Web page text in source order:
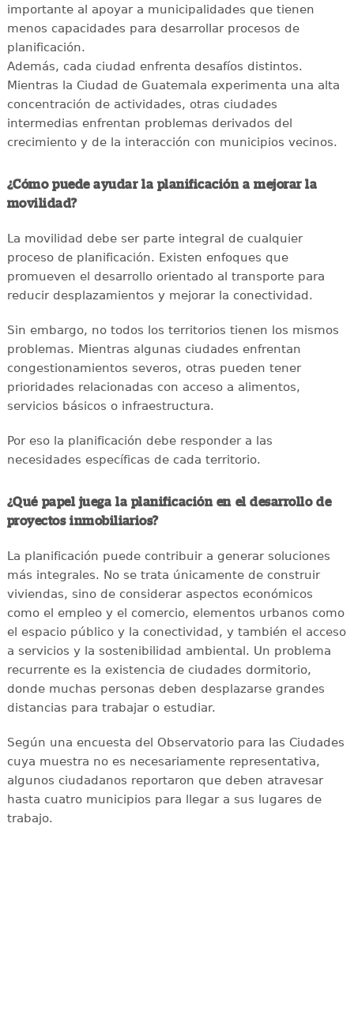
importante al apoyar a municipalidades que tienen
menos capacidades para desarrollar procesos de
planificación.
Además, cada ciudad enfrenta desafíos distintos.
Mientras la Ciudad de Guatemala experimenta una alta
concentración de actividades, otras ciudades
intermedias enfrentan problemas derivados del
crecimiento y de la interacción con municipios vecinos.
¿Cómo puede ayudar la planificación a mejorar la
movilidad?
La movilidad debe ser parte integral de cualquier
proceso de planificación. Existen enfoques que
promueven el desarrollo orientado al transporte para
reducir desplazamientos y mejorar la conectividad.
Sin embargo, no todos los territorios tienen los mismos
problemas. Mientras algunas ciudades enfrentan
congestionamientos severos, otras pueden tener
prioridades relacionadas con acceso a alimentos,
servicios básicos o infraestructura.
Por eso la planificación debe responder a las
necesidades específicas de cada territorio.
¿Qué papel juega la planificación en el desarrollo de
proyectos inmobiliarios?
La planificación puede contribuir a generar soluciones
más integrales. No se trata únicamente de construir
viviendas, sino de considerar aspectos económicos
como el empleo y el comercio, elementos urbanos como
el espacio público y la conectividad, y también el acceso
a servicios y la sostenibilidad ambiental. Un problema
recurrente es la existencia de ciudades dormitorio,
donde muchas personas deben desplazarse grandes
distancias para trabajar o estudiar.
Según una encuesta del Observatorio para las Ciudades
cuya muestra no es necesariamente representativa,
algunos ciudadanos reportaron que deben atravesar
hasta cuatro municipios para llegar a sus lugares de
trabajo.